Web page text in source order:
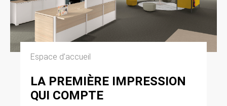
Espace d’accueil
LA PREMIÈRE IMPRESSION
QUI COMPTE
auxquelles elles s’appliquent » (article 4 de la
loi n° 78-17 du 6 janvier 1978).